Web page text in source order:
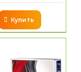
Купить